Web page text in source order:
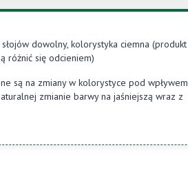
dowolny, kolorystyka ciemna (produkt
różnić się odcieniem)
są na zmiany w kolorystyce pod wpływem
zmianie barwy na jaśniejszą wraz z